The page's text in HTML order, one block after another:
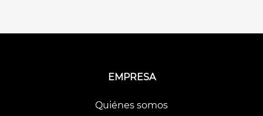
EMPRESA
Quiénes somos